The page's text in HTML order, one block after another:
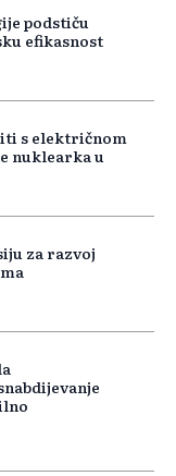
podstiču
efikasnost
s električnom
nuklearka u
za razvoj